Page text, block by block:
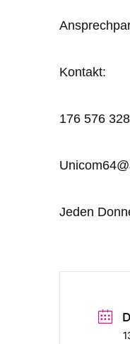
Kontakt:
176 576
Jeden